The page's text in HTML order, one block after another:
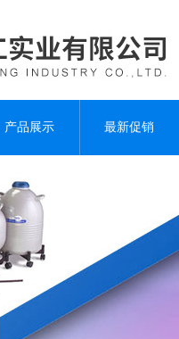
产品展示 最新促销